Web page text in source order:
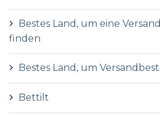
Bestes Land, um eine
finden
Bestes Land, um
Bettilt